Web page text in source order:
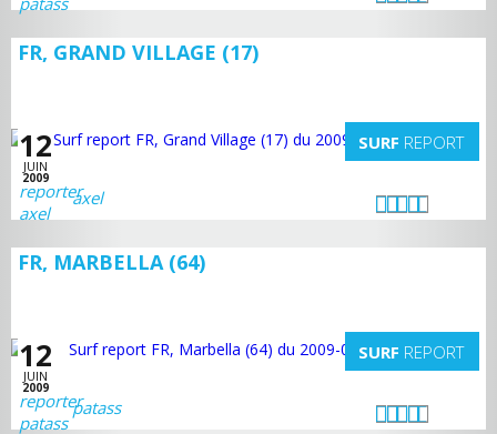
FR, GRAND VILLAGE (17)
12
JUIN
2009
SURF REPORT
axel
FR, MARBELLA (64)
12
JUIN
2009
SURF REPORT
patass